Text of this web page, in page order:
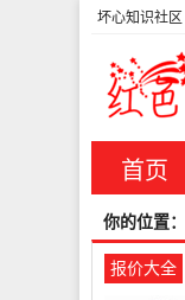
坏心知识社区
首页
你的位置：
报价大全